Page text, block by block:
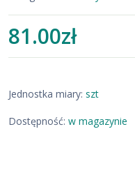
81.00zł
Jednostka miary: szt
Dostępność: w magazynie